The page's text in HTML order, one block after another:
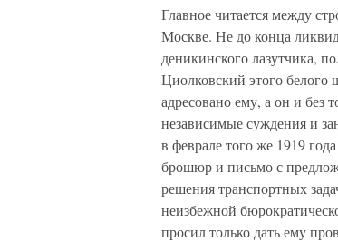
Главное читается между
Москве. Не до конца
деникинского лазутчика,
Циолковский этого белого
адресовано ему, а он и без
независимые суждения и
в феврале того же 1919
брошюр и письмо с
решения транспортных
неизбежной
просил только дать ему